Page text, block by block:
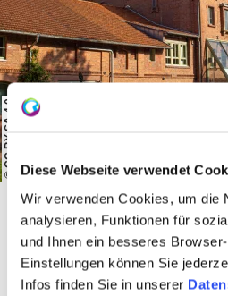
Diese Webseite verwendet
Wir verwenden Cookies, um die
analysieren, Funktionen für
und Ihnen ein besseres
Einstellungen können Sie
Infos finden Sie in unserer
Events
reservering &
© CC BY SA 4.0
Startseite Cultuur & Steden
Kunstmusea
Kunstmusea in